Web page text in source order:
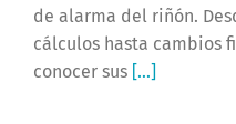
de alarma del riñón.
cálculos hasta cambios
conocer sus [...]